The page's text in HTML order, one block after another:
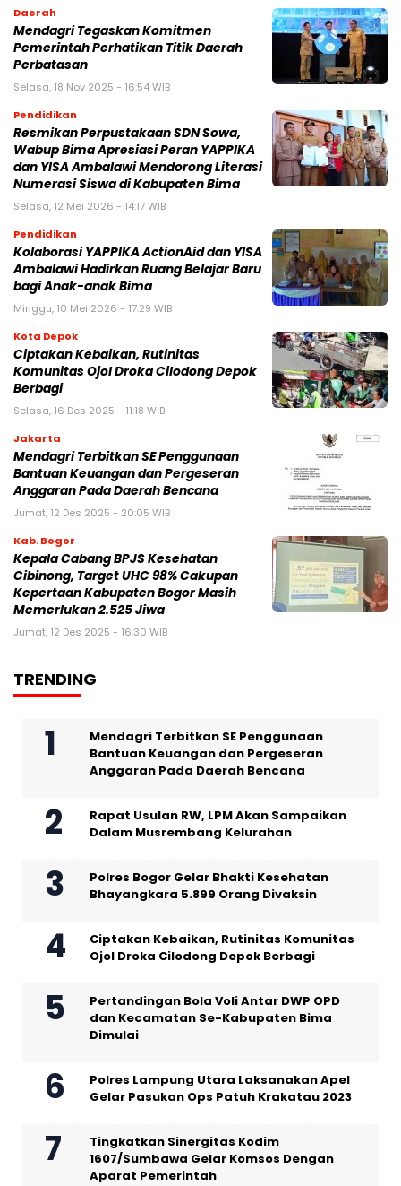
Daerah
Mendagri Tegaskan Komitmen
Pemerintah Perhatikan Titik Daerah
Perbatasan
Selasa, 18 Nov 2025 - 16:54 WIB
Pendidikan
Resmikan Perpustakaan SDN Sowa,
Wabup Bima Apresiasi Peran YAPPIKA
dan YISA Ambalawi Mendorong Literasi
Numerasi Siswa di Kabupaten Bima
Selasa, 12 Mei 2026 - 14:17 WIB
Pendidikan
Kolaborasi YAPPIKA ActionAid dan YISA
Ambalawi Hadirkan Ruang Belajar Baru
bagi Anak-anak Bima
Minggu, 10 Mei 2026 - 17:29 WIB
Kota Depok
Ciptakan Kebaikan, Rutinitas
Komunitas Ojol Droka Cilodong Depok
Berbagi
Selasa, 16 Des 2025 - 11:18 WIB
Jakarta
Mendagri Terbitkan SE Penggunaan
Bantuan Keuangan dan Pergeseran
Anggaran Pada Daerah Bencana
Jumat, 12 Des 2025 - 20:05 WIB
Kab. Bogor
Kepala Cabang BPJS Kesehatan
Cibinong, Target UHC 98% Cakupan
Kepertaan Kabupaten Bogor Masih
Memerlukan 2.525 Jiwa
Jumat, 12 Des 2025 - 16:30 WIB
TRENDING
Mendagri Terbitkan SE Penggunaan
Bantuan Keuangan dan Pergeseran
Anggaran Pada Daerah Bencana
Rapat Usulan RW, LPM Akan Sampaikan
Dalam Musrembang Kelurahan
Polres Bogor Gelar Bhakti Kesehatan
Bhayangkara 5.899 Orang Divaksin
Ciptakan Kebaikan, Rutinitas Komunitas
Ojol Droka Cilodong Depok Berbagi
Pertandingan Bola Voli Antar DWP OPD
dan Kecamatan Se-Kabupaten Bima
Dimulai
Polres Lampung Utara Laksanakan Apel
Gelar Pasukan Ops Patuh Krakatau 2023
Tingkatkan Sinergitas Kodim
1607/Sumbawa Gelar Komsos Dengan
Aparat Pemerintah